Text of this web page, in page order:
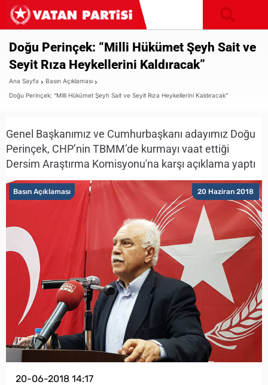
Doğu Perinçek: “Milli Hükümet Şeyh Sait ve
Seyit Rıza Heykellerini Kaldıracak”
Ana Sayfa
Basın Açıklaması
Doğu Perinçek: “Milli Hükümet Şeyh Sait ve Seyit Rıza Heykellerini Kaldıracak”
Genel Başkanımız ve Cumhurbaşkanı adayımız Doğu
Perinçek, CHP’nin TBMM’de kurmayı vaat ettiği
Dersim Araştırma Komisyonu'na karşı açıklama yaptı
20 Haziran 2018
Basın Açıklaması
20-06-2018 14:17